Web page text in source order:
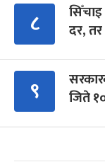
८
दर, तर
९
जिते